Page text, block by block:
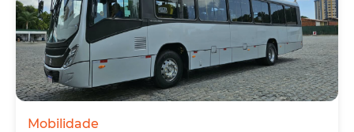
Mobilidade